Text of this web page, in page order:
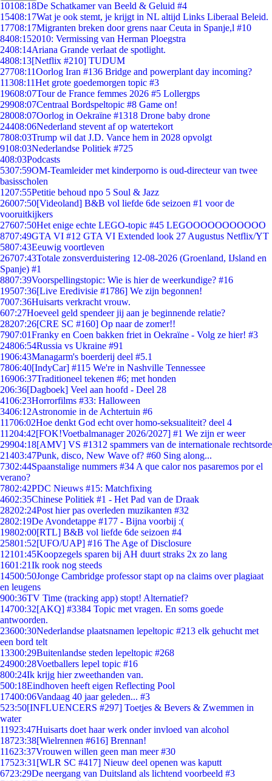
10108:18De Schatkamer van Beeld & Geluid #4
15408:17Wat je ook stemt, je krijgt in NL altijd Links Liberaal Beleid.
17708:17Migranten breken door grens naar Ceuta in Spanje,l #10
8408:152010: Vermissing van Herman Ploegstra
2408:14Ariana Grande verlaat de spotlight.
4808:13[Netflix #210] TUDUM
27708:11Oorlog Iran #136 Bridge and powerplant day incoming?
11308:11Het grote goedemorgen topic #3
19608:07Tour de France femmes 2026 #5 Lollergps
29908:07Centraal Bordspeltopic #8 Game on!
28008:07Oorlog in Oekraïne #1318 Drone baby drone
24408:06Nederland stevent af op watertekort
7808:03Trump wil dat J.D. Vance hem in 2028 opvolgt
9108:03Nederlandse Politiek #725
408:03Podcasts
5307:59OM-Teamleider met kinderporno is oud-directeur van twee
basisscholen
1207:55Petitie behoud npo 5 Soul & Jazz
26007:50[Videoland] B&B vol liefde 6de seizoen #1 voor de
vooruitkijkers
27607:50Het enige echte LEGO-topic #45 LEGOOOOOOOOOOO
8707:49GTA VI #12 GTA VI Extended look 27 Augustus Netflix/YT
5807:43Eeuwig voortleven
26707:43Totale zonsverduistering 12-08-2026 (Groenland, IJsland en
Spanje) #1
8807:39Voorspellingstopic: Wie is hier de weerkundige? #16
19507:36[Live Eredivisie #1786] We zijn begonnen!
7007:36Huisarts verkracht vrouw.
607:27Hoeveel geld spendeer jij aan je beginnende relatie?
28207:26[CRE SC #160] Op naar de zomer!!
7907:01Franky en Coen bakken friet in Oekraïne - Volg ze hier! #3
24806:54Russia vs Ukraine #91
1906:43Managarm's boerderij deel #5.1
7806:40[IndyCar] #115 We're in Nashville Tennessee
16906:37Traditioneel tekenen #6; met honden
206:36[Dagboek] Veel aan hoofd - Deel 28
4106:23Horrorfilms #33: Halloween
3406:12Astronomie in de Achtertuin #6
11706:02Hoe denkt God echt over homo-seksualiteit? deel 4
11204:42[FOK!Voetbalmanager 2026/2027] #1 We zijn er weer
29904:18[AMV] VS #1312 spammers van de internationale rechtsorde
21403:47Punk, disco, New Wave of? #60 Sing along...
7302:44Spaanstalige nummers #34 A que calor nos pasaremos por el
verano?
7802:42PDC Nieuws #15: Matchfixing
4602:35Chinese Politiek #1 - Het Pad van de Draak
28202:24Post hier pas overleden muzikanten #32
2802:19De Avondetappe #177 - Bijna voorbij :(
19802:00[RTL] B&B vol liefde 6de seizoen #4
25801:52[UFO/UAP] #16 The Age of Disclosure
12101:45Koopzegels sparen bij AH duurt straks 2x zo lang
1601:21Ik rook nog steeds
14500:50Jonge Cambridge professor stapt op na claims over plagiaat
en leugens
900:36TV Time (tracking app) stopt! Alternatief?
14700:32[AKQ] #3384 Topic met vragen. En soms goede
antwoorden.
23600:30Nederlandse plaatsnamen lepeltopic #213 elk gehucht met
een bord telt
13300:29Buitenlandse steden lepeltopic #268
24900:28Voetballers lepel topic #16
800:24Ik krijg hier zweethanden van.
500:18Eindhoven heeft eigen Reflecting Pool
17400:06Vandaag 40 jaar geleden... #3
523:50[INFLUENCERS #297] Toetjes & Bevers & Zwemmen in
water
11923:47Huisarts doet haar werk onder invloed van alcohol
18723:38[Wielrennen #616] Brennan!
11623:37Vrouwen willen geen man meer #30
17523:31 [WLR SC #417] Nieuw deel openen was kaputt
6723:29De neergang van Duitsland als lichtend voorbeeld #3